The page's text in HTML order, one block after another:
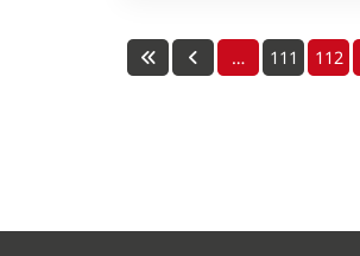
… 111 112